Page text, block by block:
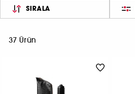
SIRALA
37 Ürün